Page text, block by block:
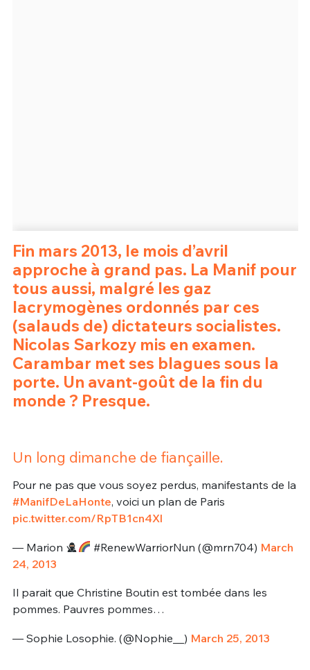
Fin mars 2013, le mois d’avril
approche à grand pas. La Manif pour
tous aussi, malgré les gaz
lacrymogènes ordonnés par ces
(salauds de) dictateurs socialistes.
Nicolas Sarkozy mis en examen.
Carambar met ses blagues sous la
porte. Un avant-goût de la fin du
monde ? Presque.
Un long dimanche de fiançaille.
Pour ne pas que vous soyez perdus, manifestants de la
#ManifDeLaHonte, voici un plan de Paris
pic.twitter.com/RpTB1cn4Xl
— Marion #RenewWarriorNun (@mrn704) March
24, 2013
Il parait que Christine Boutin est tombée dans les
pommes. Pauvres pommes…
— Sophie Losophie. (@Nophie__) March 25, 2013